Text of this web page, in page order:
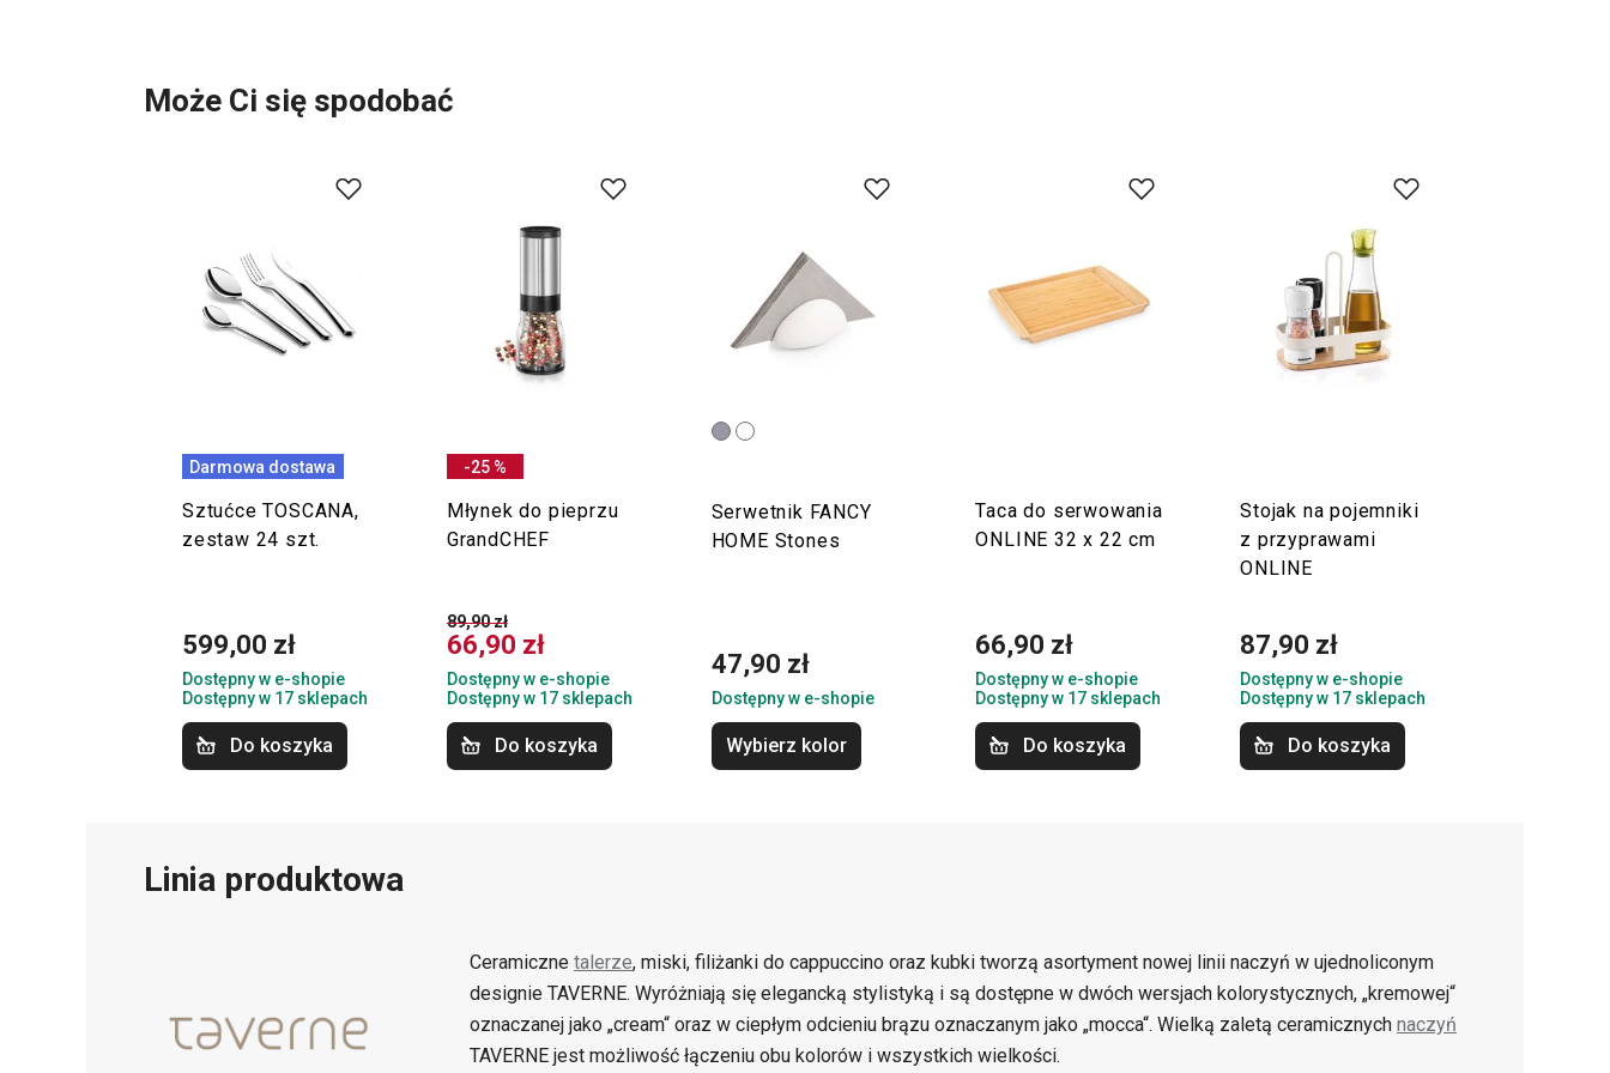
Może Ci się spodobać
Darmowa dostawa
Sztućce TOSCANA,
zestaw 24 szt.
599,00 zł
Dostępny w e-shopie
Dostępny w 17 sklepach
Do koszyka
-25 %
Młynek do pieprzu
GrandCHEF
89,90 zł
66,90 zł
Dostępny w e-shopie
Dostępny w 17 sklepach
Do koszyka
Serwetnik FANCY
HOME Stones
47,90 zł
Dostępny w e-shopie
Wybierz kolor
Taca do serwowania
ONLINE 32 x 22 cm
66,90 zł
Dostępny w e-shopie
Dostępny w 17 sklepach
Do koszyka
Stojak na pojemniki
z przyprawami
ONLINE
87,90 zł
Dostępny w e-shopie
Dostępny w 17 sklepach
Do koszyka
Linia produktowa
Ceramiczne talerze, miski, filiżanki do cappuccino oraz kubki tworzą asortyment nowej linii naczyń w ujednoliconym
designie TAVERNE. Wyróżniają się elegancką stylistyką i są dostępne w dwóch wersjach kolorystycznych, „kremowej“
oznaczanej jako „cream“ oraz w ciepłym odcieniu brązu oznaczanym jako „mocca“. Wielką zaletą ceramicznych naczyń
TAVERNE jest możliwość łączeniu obu kolorów i wszystkich wielkości.